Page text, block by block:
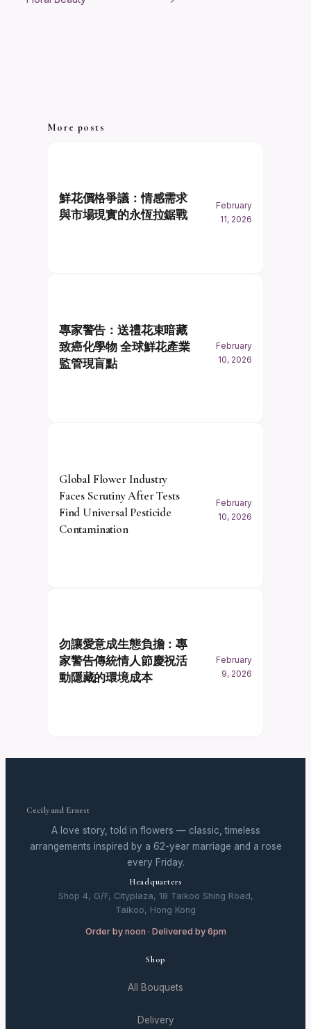
More posts
鮮花價格爭議：情感需求
與市場現實的永恆拉鋸戰
February
11, 2026
專家警告：送禮花束暗藏
致癌化學物 全球鮮花產業
監管現盲點
February
10, 2026
Global Flower Industry
Faces Scrutiny After Tests
Find Universal Pesticide
Contamination
February
10, 2026
勿讓愛意成生態負擔：專
家警告傳統情人節慶祝活
動隱藏的環境成本
February
9, 2026
Cecily and Ernest
A love story, told in flowers — classic, timeless
arrangements inspired by a 62-year marriage and a rose
every Friday.
Headquarters
Shop 4, G/F, Cityplaza, 18 Taikoo Shing Road,
Taikoo, Hong Kong
Order by noon · Delivered by 6pm
Shop
All Bouquets
Delivery